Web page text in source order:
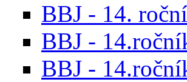
BBJ - 14.
BBJ -
BBJ -